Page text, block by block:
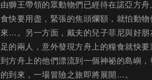
由獅王帶領的眾動物們已經待在諾亞方
食快要用盡，緊張的焦頭爛額，就怕動
來…。另一方面，戴夫的兒子菲尼與好
足的兩人，意外發現方舟上的糧食就快
到方舟上的他們漂流到一個神祕的島嶼
的到來，一場冒險之旅即將展開…。